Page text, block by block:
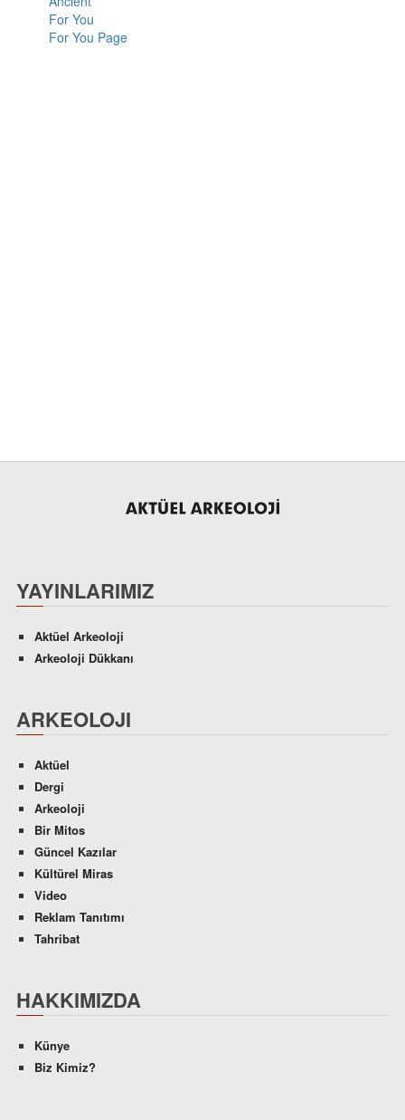
For You
For You Page
YAYINLARIMIZ
Aktüel Arkeoloji
Arkeoloji Dükkanı
ARKEOLOJI
Aktüel
Dergi
Arkeoloji
Bir Mitos
Güncel Kazılar
Kültürel Miras
Video
Reklam Tanıtımı
Tahribat
HAKKIMIZDA
Künye
Biz Kimiz?